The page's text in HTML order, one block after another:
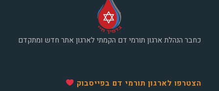
כחבר הנהלת ארגון תורמי דם הקמתי לארגון אתר חדש ומתקדם
הצטרפו לארגון תורמי דם בפייסבוק